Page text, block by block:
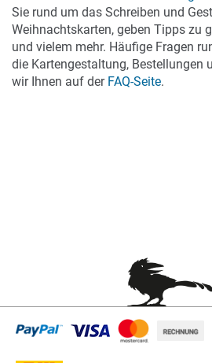
Sie rund um das Schreiben und
Weihnachtskarten, geben Tipps zu
und vielem mehr. Häufige Fragen
die Kartengestaltung, Bestellungen
wir Ihnen auf der FAQ-Seite.